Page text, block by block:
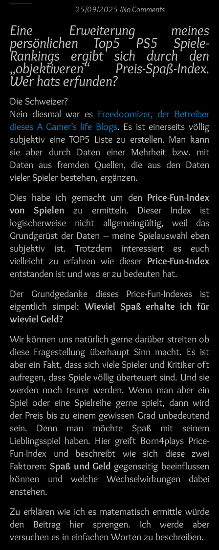
25/09/2025 /No Comments
Eine Erweiterung meines
persönlichen Top5 PS5 Spiele-
Rankings ergibt sich durch den
„objektiveren“ Preis-Spaß-Index.
Wer hats erfunden?
Die Schweizer?
Nein diesmal war es Freedoomizer, der Betreiber
dieses A Gamer’s life Blogs. Es ist einerseits völlig
subjektiv eine TOP5 Liste zu erstellen. Man kann
sie aber durch Daten einer Mehrheit bzw. mit
Daten aus fremden Quellen, die aus den Daten
vieler Spieler bestehen, ergänzen.
Dies habe ich gemacht um den Price-Fun-Index
von Spielen zu ermitteln. Dieser Index ist
logischerweise nicht allgemeingültig, weil das
Grundgerüst der Daten – meine Spielauswahl eben
subjektiv ist. Trotzdem interessiert es euch
vielleicht zu erfahren wie dieser Price-Fun-Index
entstanden ist und was er zu bedeuten hat.
Der Grundgedanke dieses Price-Fun-Indexes ist
eigentlich simpel: Wieviel Spaß erhalte ich für
wieviel Geld?
Wir können uns natürlich gerne darüber streiten ob
diese Fragestellung überhaupt Sinn macht. Es ist
aber ein Fakt, dass sich viele Spieler und Kritiker oft
aufregen, dass Spiele völlig überteuert sind. Und sie
werden noch teurer werden. Wenn man aber ein
Spiel oder eine Spielreihe gerne spielt, dann wird
der Preis bis zu einem gewissen Grad unbedeutend
sein. Denn man möchte Spaß mit seinem
Lieblingsspiel haben. Hier greift Born4plays Price-
Fun-Index und beschreibt wie sich diese zwei
Faktoren: Spaß und Geld gegenseitig beeinflussen
können und welche Wechselwirkungen dabei
enstehen.
Zu erklären wie ich es matematisch ermittle würde
den Beitrag hier sprengen. Ich werde aber
versuchen es in einfachen Worten zu beschreiben.